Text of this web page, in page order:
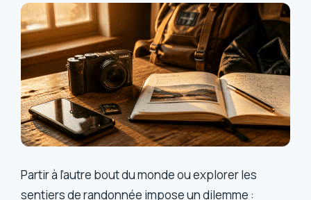
Partir à l’autre bout du monde ou explorer les
sentiers de randonnée impose un dilemme :